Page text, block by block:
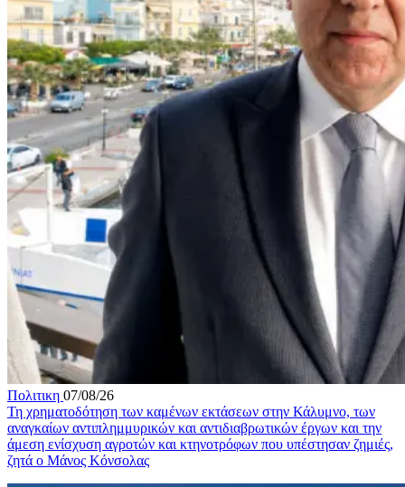
Πολιτικη 07/08/26
Τη χρηματοδότηση των καμένων εκτάσεων στην Κάλυμνο, των
αναγκαίων αντιπλημμυρικών και αντιδιαβρωτικών έργων και την
άμεση ενίσχυση αγροτών και κτηνοτρόφων που υπέστησαν ζημιές,
ζητά ο Μάνος Κόνσολας